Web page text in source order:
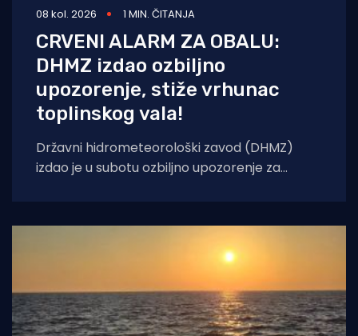
08 kol. 2026 1 MIN. ČITANJA
CRVENI ALARM ZA OBALU:
DHMZ izdao ozbiljno
upozorenje, stiže vrhunac
toplinskog vala!
Državni hidrometeorološki zavod (DHMZ)
izdao je u subotu ozbiljno upozorenje za